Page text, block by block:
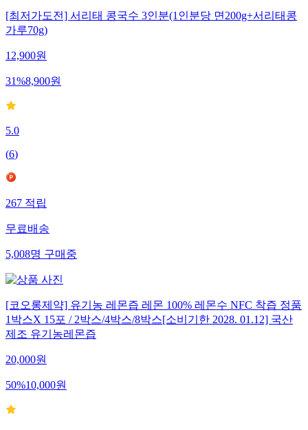
[최저가도전] 서리태 콩국수 3인분(1인분당 면200g+서리태콩
가루70g)
12,900원
31%8,900원
5.0
(6)
267적립
무료배송
5,008명구매중
[코오롱제약] 유기농 레몬즙 레몬 100% 레몬수 NFC 착즙 정품
1박스X 15포 / 2박스/4박스/8박스[소비기한 2028. 01.12] 국산
제조 유기농레몬즙
20,000원
50%10,000원